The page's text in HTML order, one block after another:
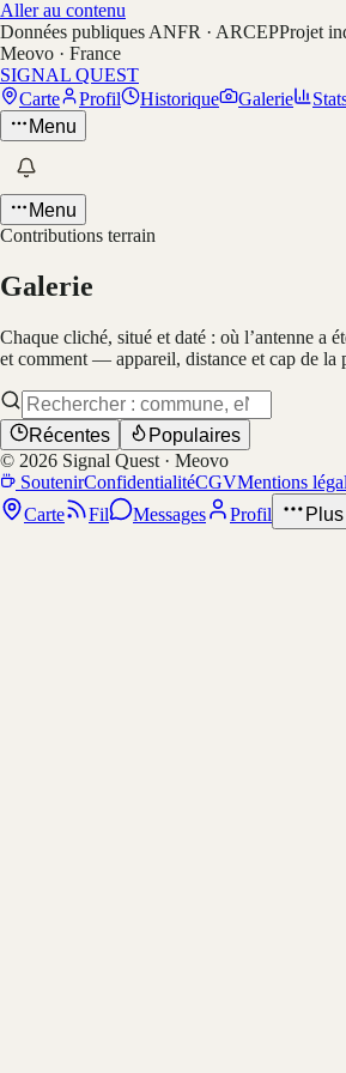
Aller au contenu
Données publiques ANFR · ARCEPProjet
Meovo · France
SIGNAL QUEST
Carte
Profil Historique Galerie
Menu
Menu
Contributions terrain
Galerie
Chaque cliché, situé et daté : où l’antenne a
et comment — appareil, distance et cap de la
Récentes
Populaires
© 2026 Signal Quest · Meovo
SoutenirConfidentialitéCGVMentions
Carte
Fil Messages Profil Plus